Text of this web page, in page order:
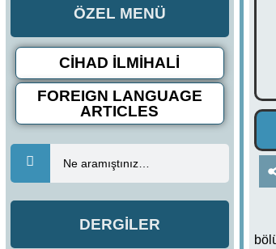
ÖZEL MENÜ
CİHAD İLMİHALİ
FOREIGN LANGUAGE
ARTICLES
Ne aramıştınız…
DERGİLER